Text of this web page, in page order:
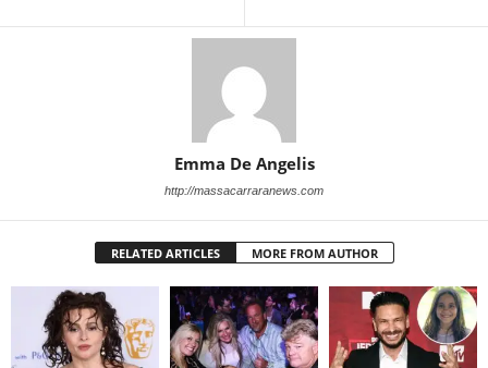
Emma De Angelis
http://massacarraranews.com
RELATED ARTICLES MORE FROM AUTHOR